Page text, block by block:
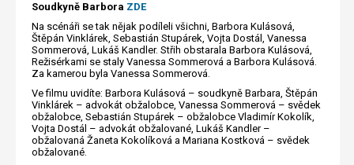
Soudkyně Barbora ZDE
Na scénáři se tak nějak podíleli všichni, Barbora Kulásová,
Štěpán Vinklárek, Sebastián Stupárek, Vojta Dostál, Vanessa
Sommerová, Lukáš Kandler. Střih obstarala Barbora Kulásová,
Režisérkami se staly Vanessa Sommerová a Barbora Kulásová.
Za kamerou byla Vanessa Sommerová.
Ve filmu uvidíte: Barbora Kulásová – soudkyně Barbara, Štěpán
Vinklárek – advokát obžalobce, Vanessa Sommerová – svědek
obžalobce, Sebastián Stupárek – obžalobce Vladimír Kokolík,
Vojta Dostál – advokát obžalované, Lukáš Kandler –
obžalovaná Žaneta Kokolíková a Mariana Kostková – svědek
obžalované.